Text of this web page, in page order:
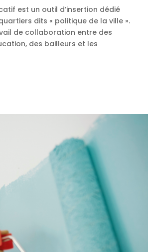
est un outil d’insertion dédié
dits « politique de la ville ».
de collaboration entre des
des bailleurs et les